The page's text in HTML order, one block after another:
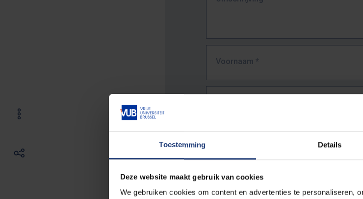
Toestemming Details
Deze website maakt gebruik van cookies
We gebruiken cookies om content en advertenties te personaliseren,
Voornaam *
URL*